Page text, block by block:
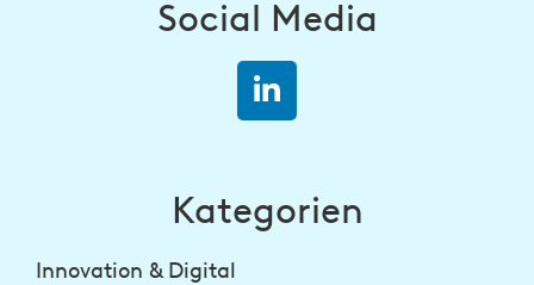
Social Media
Kategorien
Innovation & Digital